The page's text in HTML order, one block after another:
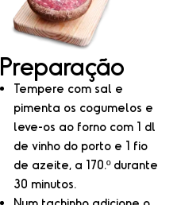
Preparação
Tempere com sal e
pimenta os cogumelos e
leve-os ao forno com 1 dl
de vinho do porto e 1 fio
de azeite, a 170.º durante
30 minutos.